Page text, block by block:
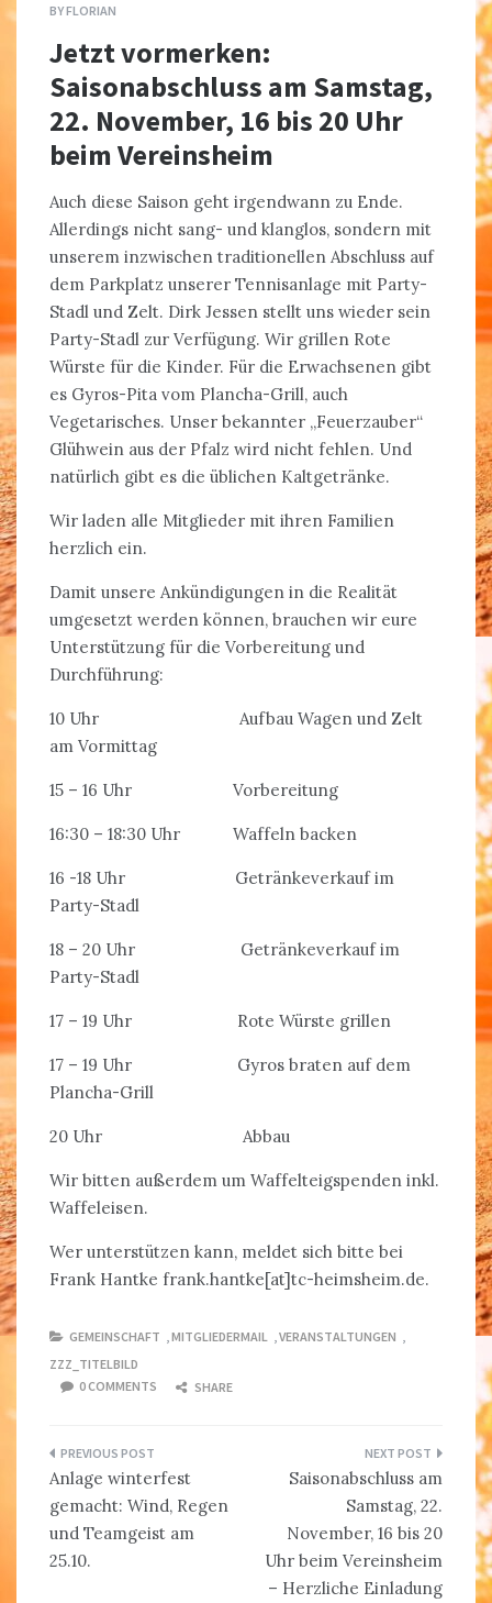
BYFLORIAN
Jetzt vormerken:
Saisonabschluss am Samstag,
22. November, 16 bis 20 Uhr
beim Vereinsheim
Auch diese Saison geht irgendwann zu Ende.
Allerdings nicht sang- und klanglos, sondern mit
unserem inzwischen traditionellen Abschluss auf
dem Parkplatz unserer Tennisanlage mit Party-
Stadl und Zelt. Dirk Jessen stellt uns wieder sein
Party-Stadl zur Verfügung. Wir grillen Rote
Würste für die Kinder. Für die Erwachsenen gibt
es Gyros-Pita vom Plancha-Grill, auch
Vegetarisches. Unser bekannter „Feuerzauber“
Glühwein aus der Pfalz wird nicht fehlen. Und
natürlich gibt es die üblichen Kaltgetränke.
Wir laden alle Mitglieder mit ihren Familien
herzlich ein.
Damit unsere Ankündigungen in die Realität
umgesetzt werden können, brauchen wir eure
Unterstützung für die Vorbereitung und
Durchführung:
10 Uhr Aufbau Wagen und Zelt
am Vormittag
15 – 16 Uhr Vorbereitung
16:30 – 18:30 Uhr Waffeln backen
16 -18 Uhr Getränkeverkauf im
Party-Stadl
18 – 20 Uhr Getränkeverkauf im
Party-Stadl
17 – 19 Uhr Rote Würste grillen
17 – 19 Uhr Gyros braten auf dem
Plancha-Grill
20 Uhr Abbau
Wir bitten außerdem um Waffelteigspenden inkl.
Waffeleisen.
Wer unterstützen kann, meldet sich bitte bei
Frank Hantke frank.hantke[at]tc-heimsheim.de.
GEMEINSCHAFT MITGLIEDERMAIL VERANSTALTUNGEN
ZZZ_TITELBILD
0 COMMENTS
SHARE
Beitragsnavigation
Anlage winterfest
gemacht: Wind, Regen
und Teamgeist am
25.10.
Saisonabschluss am
Samstag, 22.
November, 16 bis 20
Uhr beim Vereinsheim
– Herzliche Einladung